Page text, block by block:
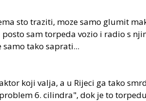
sto traziti, moze samo glumit
sam torpeda vozio i radio s
samo tako saprati...
koji valja, a u Rijeci ga tako
6. cilindra", dok je to